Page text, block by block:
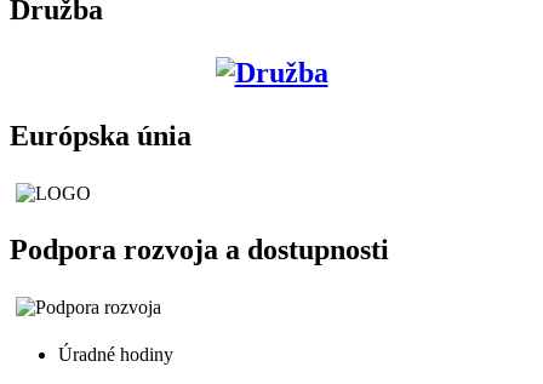
Družba
Európska únia
Podpora rozvoja a dostupnosti
Úradné hodiny